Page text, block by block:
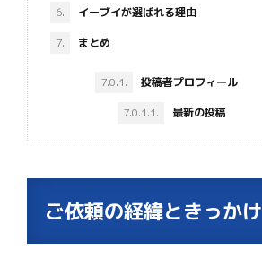
6.
イーブイが選ばれる理由
7.
まとめ
7.0.1.
投稿者プロフィール
7.0.1.1.
最新の投稿
ご依頼の経緯ときっかけ